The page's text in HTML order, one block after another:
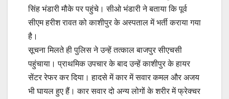
सिंह भंडारी मौके पर पहुंचे। सीओ भंडारी ने बताया कि पूर्व
सीएम हरीश रावत को काशीपुर के अस्पताल में भर्ती कराया गया
है।
सूचना मिलते ही पुलिस ने उन्हें तत्काल बाजपुर सीएचसी
पहुंचाया। प्राथमिक उपचार के बाद उन्हें काशीपुर के हायर
सेंटर रेफर कर दिया। हादसे में कार में सवार कमल और अजय
भी घायल हुए हैं। कार सवार दो अन्य लोगों के शरीर में फ्रेक्चर